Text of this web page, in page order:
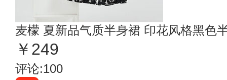
麦檬 夏新品气质半身裙 印花风格黑色
￥249
评论:100